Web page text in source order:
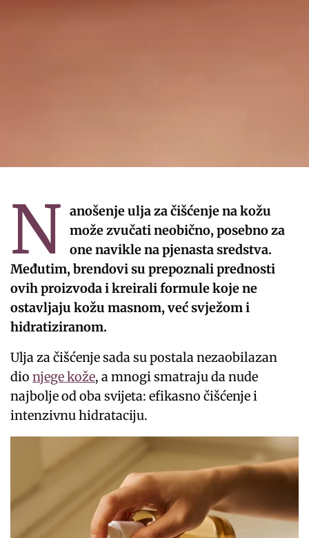
N anošenje ulja za čišćenje na kožu
može zvučati neobično, posebno za
one navikle na pjenasta sredstva.
Međutim, brendovi su prepoznali prednosti
ovih proizvoda i kreirali formule koje ne
ostavljaju kožu masnom, već svježom i
hidratiziranom.
Ulja za čišćenje sada su postala nezaobilazan
dionjege kože, a mnogi smatraju da nude
najbolje od oba svijeta: efikasno čišćenje i
intenzivnu hidrataciju.